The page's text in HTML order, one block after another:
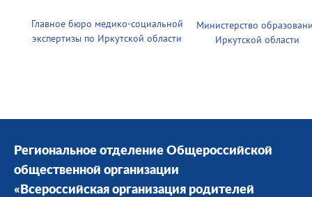
Главное бюро медико-социальной
экспертизы по Иркутской области
Министерство
Иркутской области
Региональное отделение Общероссийской
общественной организации
«Всероссийская организация родителей